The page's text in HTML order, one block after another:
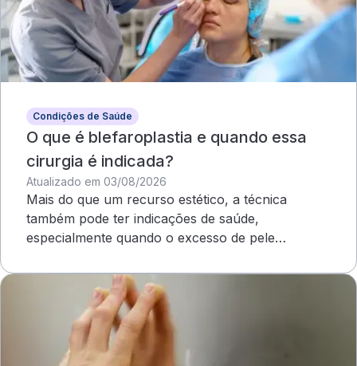
Condições de Saúde
O que é blefaroplastia e quando essa
cirurgia é indicada?
Atualizado em 03/08/2026
Mais do que um recurso estético, a técnica
também pode ter indicações de saúde,
especialmente quando o excesso de pele